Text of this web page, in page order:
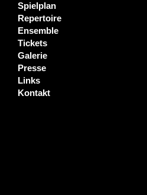
Spielplan
Repertoire
Ensemble
Tickets
Galerie
Presse
Links
Kontakt